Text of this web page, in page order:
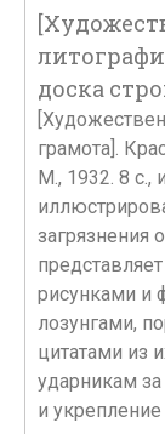
доска
грамота].
М., 1932. 8 с.,
загрязнения
рисунками и
лозунгами,
цитатами из
ударникам
и